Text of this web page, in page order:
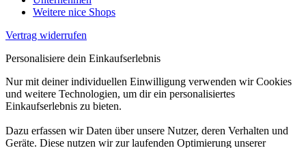
Weitere nice Shops
Vertrag widerrufen
Personalisiere dein Einkaufserlebnis
Nur mit deiner individuellen Einwilligung verwenden wir Cookies
und weitere Technologien, um dir ein personalisiertes
Einkaufserlebnis zu bieten.
Dazu erfassen wir Daten über unsere Nutzer, deren Verhalten und
Geräte. Diese nutzen wir zur laufenden Optimierung unserer